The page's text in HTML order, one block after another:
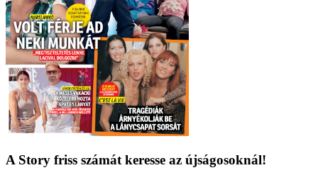
A Story friss számát keresse az újságosoknál!